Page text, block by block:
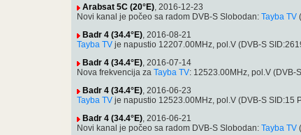
Arabsat 5C (20°E), 2016-12-23
Novi kanal je počeo sa radom DVB-S Slobodan: Tayba TV
Badr 4 (34.4°E), 2016-08-21
Tayba TV je napustio 12207.00MHz, pol.V (DVB-S
Badr 4 (34.4°E), 2016-07-14
Nova frekvencija za Tayba TV: 12523.00MHz, pol.V (DVB-
Badr 4 (34.4°E), 2016-06-23
Tayba TV je napustio 12523.00MHz, pol.V (DVB-S SID:15
Badr 4 (34.4°E), 2016-06-21
Novi kanal je počeo sa radom DVB-S Slobodan: Tayba TV